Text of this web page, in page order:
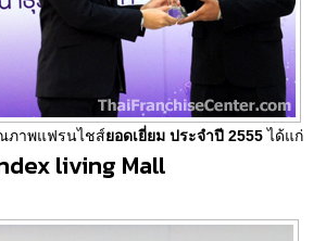
ภาพแฟรนไชส์ยอดเยี่ยม ประจำปี 2555ได้แก่
living Mall